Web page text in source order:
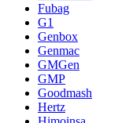
Fubag
G1
Genbox
Genmac
GMGen
GMP
Goodmash
Hertz